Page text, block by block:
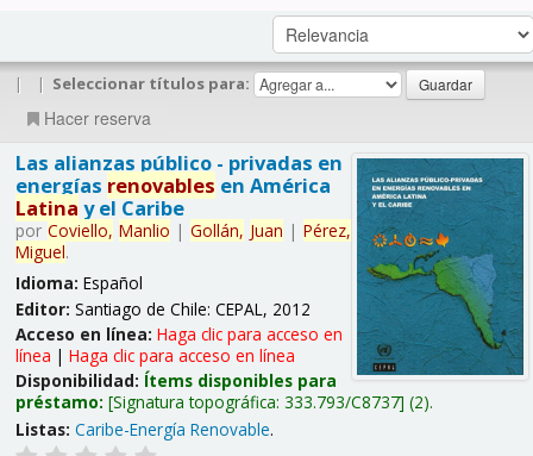
| | Seleccionar títulos para:
Hacer reserva
Las alianzas público - privadas en
energías renovables en América
Latina y el Caribe
por Coviello, Manlio | Gollán, Juan | Pérez,
Miguel.
Idioma: Español
Editor: Santiago de Chile: CEPAL, 2012
Acceso en línea: Haga clic para acceso en
línea | Haga clic para acceso en línea
Disponibilidad: Ítems disponibles para
préstamo: Signatura topográfica: 333.793/C8737 (2).
Listas: Caribe-Energía Renovable.